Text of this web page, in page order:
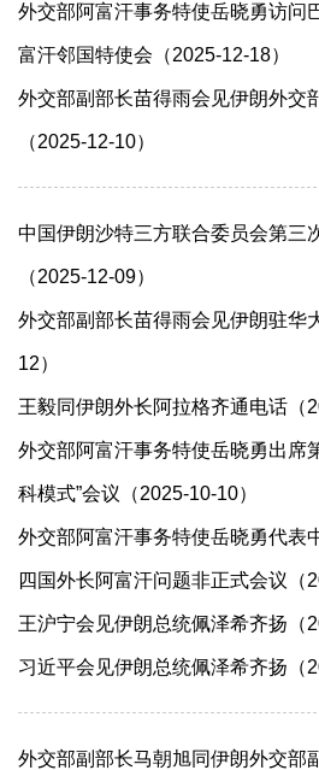
外交部阿富汗事务特使岳晓勇访问
富汗邻国特使会（2025-12-18）
外交部副部长苗得雨会见伊朗外交
（2025-12-10）
中国伊朗沙特三方联合委员会第三
（2025-12-09）
外交部副部长苗得雨会见伊朗驻华
12）
王毅同伊朗外长阿拉格齐通电话（
外交部阿富汗事务特使岳晓勇出席
科模式”会议（2025-10-10）
外交部阿富汗事务特使岳晓勇代表
四国外长阿富汗问题非正式会议（
王沪宁会见伊朗总统佩泽希齐扬（
习近平会见伊朗总统佩泽希齐扬（
外交部副部长马朝旭同伊朗外交部